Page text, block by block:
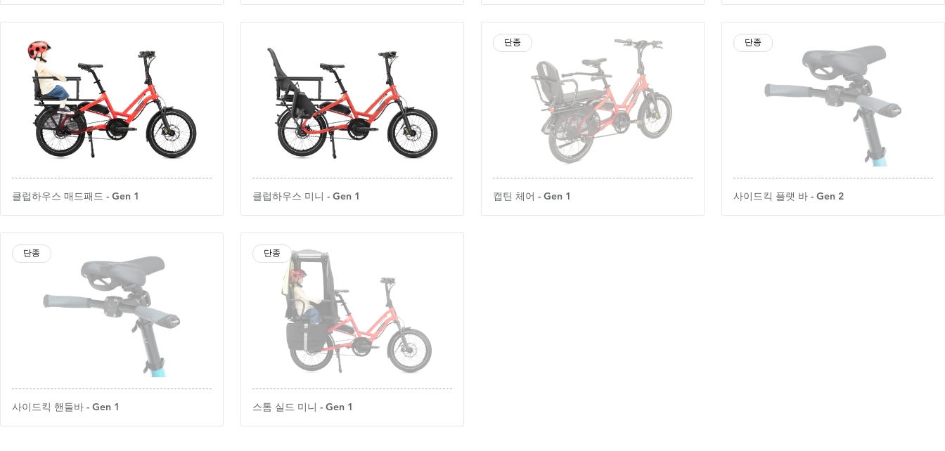
클럽하우스 매드패드 - Gen 1 클럽하우스 미니 - Gen 1
단종
캡틴 체어 - Gen 1
단종
사이드킥 플랫 바 - Gen 2
단종
사이드킥 핸들바 - Gen 1
단종
스톰 실드 미니 - Gen 1